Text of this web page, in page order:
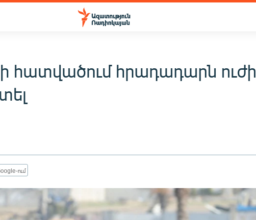
հատվածում հրադադարն ուժի
ում